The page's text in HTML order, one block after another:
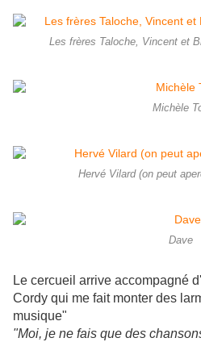
Les frères Taloche, Vincent et
Michèle
Hervé Vilard (on peut
Dave
Le cercueil arrive accompagné
Cordy qui me fait monter des
musique"
"Moi, je ne fais que des